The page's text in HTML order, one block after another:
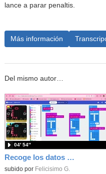
lance a parar penaltis.
Más información
Del mismo autor…
Recoge los datos en una gráfica programando tu placa microbit con MakeCode y conoce la Tª y nivel de luz en este eclipse
Contenido educativo.
subido por Felicisimo G.
04′ 54″